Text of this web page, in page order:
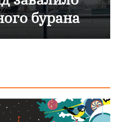
эвакуировали
сообщения о